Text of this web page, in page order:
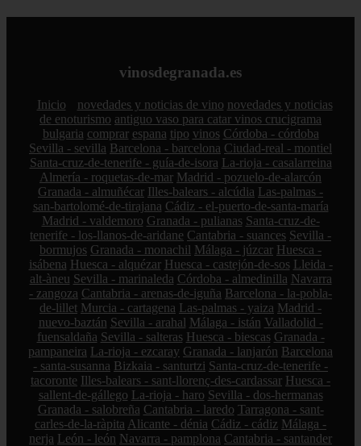
vinosdegranada.es
Inicio novedades y noticias de vino novedades y noticias
de enoturismo antiguo vaso para catar vinos crucigrama
bulgaria comprar espana tipo vinos Córdoba - córdoba
Sevilla - sevilla Barcelona - barcelona Ciudad-real - montiel
Santa-cruz-de-tenerife - guía-de-isora La-rioja - casalarreina
Almería - roquetas-de-mar Madrid - pozuelo-de-alarcón
Granada - almuñécar Illes-balears - alcúdia Las-palmas -
san-bartolomé-de-tirajana Cádiz - el-puerto-de-santa-maría
Madrid - valdemoro Granada - pulianas Santa-cruz-de-
tenerife - los-llanos-de-aridane Cantabria - suances Sevilla -
bormujos Granada - monachil Málaga - júzcar Huesca -
isábena Huesca - alquézar Huesca - castejón-de-sos Lleida -
alt-àneu Sevilla - marinaleda Córdoba - almedinilla Navarra
- zangoza Cantabria - arenas-de-iguña Barcelona - la-pobla-
de-lillet Murcia - cartagena Las-palmas - yaiza Madrid -
nuevo-baztán Sevilla - arahal Málaga - istán Valladolid -
fuensaldaña Sevilla - salteras Huesca - biescas Granada -
pampaneira La-rioja - ezcaray Granada - lanjarón Barcelona
- santa-susanna Bizkaia - santurtzi Santa-cruz-de-tenerife -
tacoronte Illes-balears - sant-llorenç-des-cardassar Huesca -
sallent-de-gállego La-rioja - haro Sevilla - dos-hermanas
Granada - salobreña Cantabria - laredo Tarragona - sant-
carles-de-la-ràpita Alicante - dénia Cádiz - cádiz Málaga -
nerja León - león Navarra - pamplona Cantabria - santander